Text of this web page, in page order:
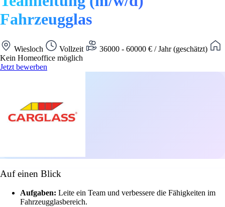
Fahrzeugglas
Wiesloch Vollzeit
36000 - 60000 € / Jahr (geschätzt)
Kein Homeoffice möglich
Jetzt bewerben
Auf einen Blick
Aufgaben: Leite ein Team und verbessere die Fähigkeiten im
Fahrzeugglasbereich.